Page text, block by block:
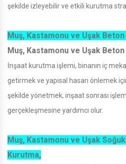
şekilde izleyebilir ve etkili kurutma
Muş, Kastamonu ve Uşak Beton
Muş, Kastamonu ve Uşak Beton
İnşaat kurutma işlemi, binanın iç
getirmek ve yapısal hasarı önlemek
şekilde yönetmek, inşaat sonrası
gerçekleşmesine yardımcı olur.
Muş, Kastamonu ve Uşak
Kurutma,